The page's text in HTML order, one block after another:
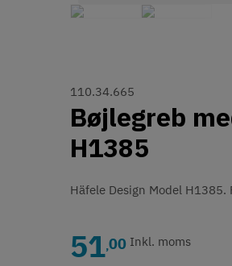
110.34.665
Bøjlegreb
H1385
Häfele Design Model
51,00 Inkl. moms